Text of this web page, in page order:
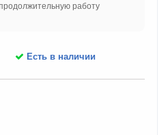
работу
Есть в наличии